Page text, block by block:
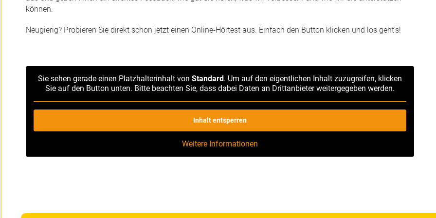
können.
Neugierig? Probieren Sie direkt schon jetzt einen Online-Hörtest aus. Einfach den Button klicken und los geht’s!
Sie sehen gerade einen Platzhalterinhalt von Standard . Um auf den eigentlichen Inhalt zuzugreifen, klicken
Sie auf den Button unten. Bitte beachten Sie, dass dabei Daten an Drittanbieter weitergegeben werden.
Inhalt entsperren
Weitere Informationen